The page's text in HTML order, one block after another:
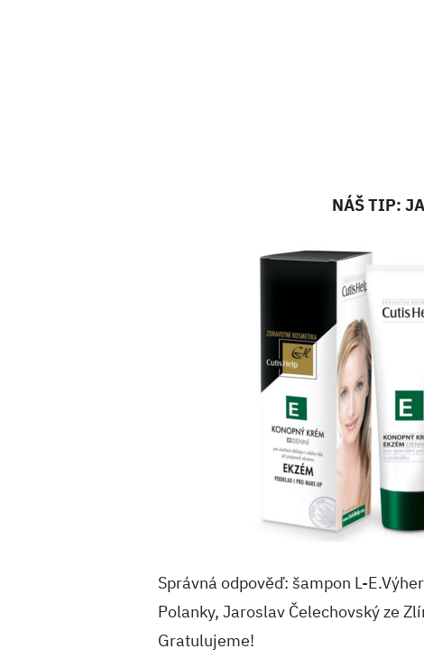
NÁŠ TIP:
Správná odpověď: šampon L-
Polanky, Jaroslav Čelechovský ze
Gratulujeme!